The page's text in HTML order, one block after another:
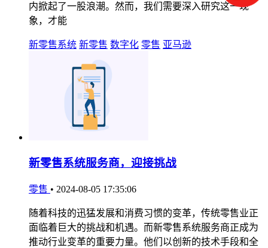
内掀起了一股浪潮。然而，我们需要深入研究这一现
象，才能
新零售系统 新零售 数字化 零售 亚马逊
新零售系统服务商，迎接挑战
零售 • 2024-08-05 17:35:06
随着科技的迅猛发展和消费习惯的变革，传统零售业正
面临着巨大的挑战和机遇。而新零售系统服务商正成为
推动行业变革的重要力量。他们以创新的技术手段和全